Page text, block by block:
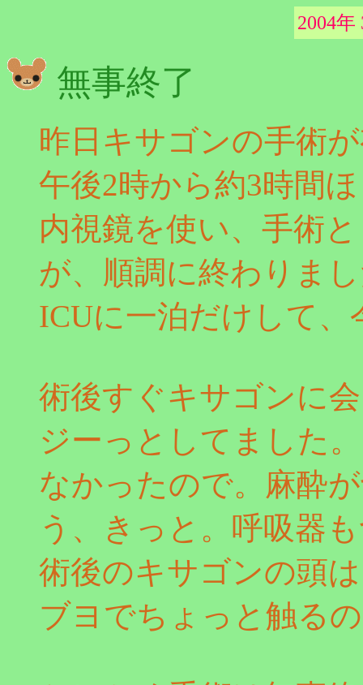
2004年
無事終了
昨日キサゴンの手術
午後2時から約3時間
内視鏡を使い、手術
が、順調に終わりま
ICUに一泊だけして
術後すぐキサゴンに
ジーっとしてました
なかったので。麻酔
う、きっと。呼吸器
術後のキサゴンの頭
ブヨでちょっと触る